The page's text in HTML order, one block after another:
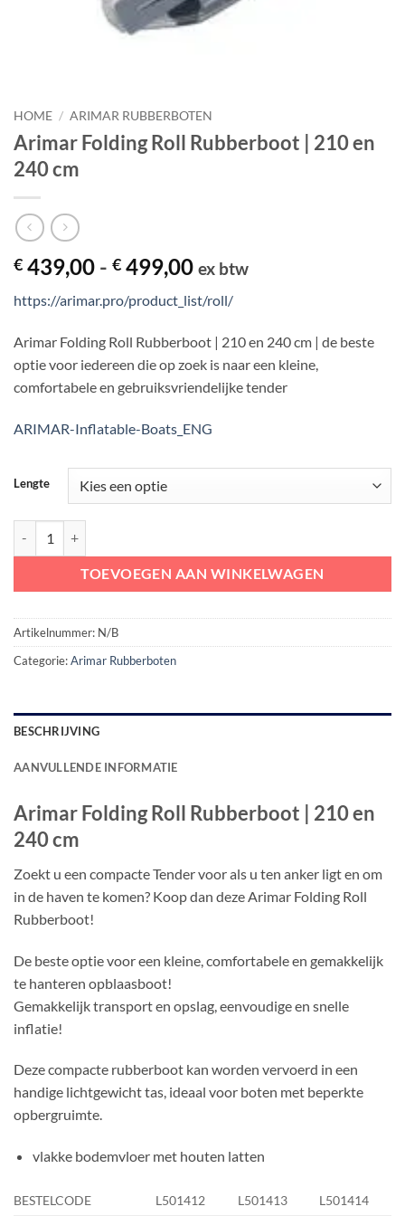
HOME / ARIMAR RUBBERBOTEN
Arimar Folding Roll Rubberboot | 210 en
240 cm
€ 439,00 - € 499,00Prijsklasse:
tot
€ 499,00
ex btw
https://arimar.pro/product_list/roll/
Arimar Folding Roll Rubberboot | 210 en 240 cm | de beste
optie voor iedereen die op zoek is naar een kleine,
comfortabele en gebruiksvriendelijke tender
ARIMAR-Inflatable-Boats_ENG
Lengte
TOEVOEGEN AAN WINKELWAGEN
Artikelnummer: N/B
Categorie:Arimar Rubberboten
BESCHRIJVING
AANVULLENDE INFORMATIE
Arimar Folding Roll Rubberboot | 210 en
240 cm
Zoekt u een compacte Tender voor als u ten anker ligt en om
in de haven te komen? Koop dan deze Arimar Folding Roll
Rubberboot!
De beste optie voor een kleine, comfortabele en gemakkelijk
te hanteren opblaasboot!
Gemakkelijk transport en opslag, eenvoudige en snelle
inflatie!
Deze compacte rubberboot kan worden vervoerd in een
handige lichtgewicht tas, ideaal voor boten met beperkte
opbergruimte.
vlakke bodemvloer met houten latten
BESTELCODE L501412 L501413 L501414